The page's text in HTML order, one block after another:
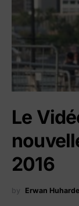
Le
2016
by Erwan